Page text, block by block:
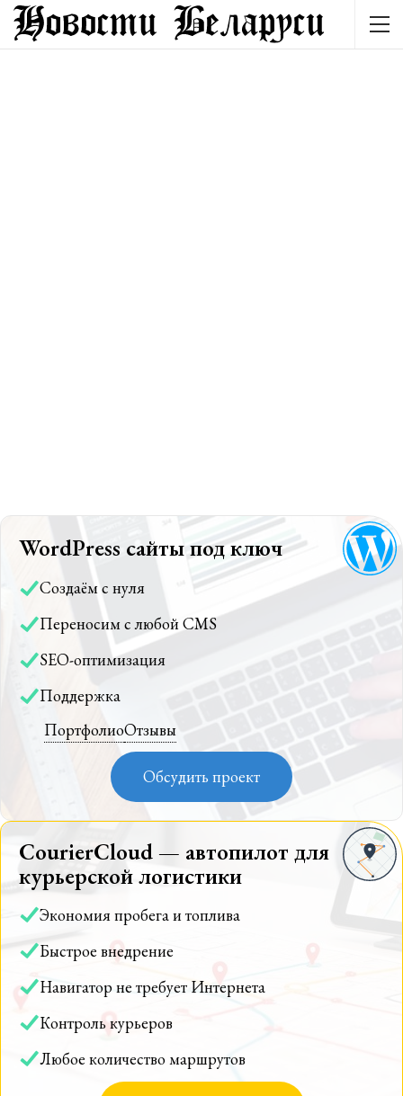
WordPress сайты под ключ
Создаём с нуля
Переносим с любой CMS
SEO-оптимизация
Поддержка
ПортфолиоОтзывы
Обсудить проект
CourierCloud — автопилот для
курьерской логистики
Экономия пробега и топлива
Быстрое внедрение
Навигатор не требует Интернета
Контроль курьеров
Любое количество маршрутов